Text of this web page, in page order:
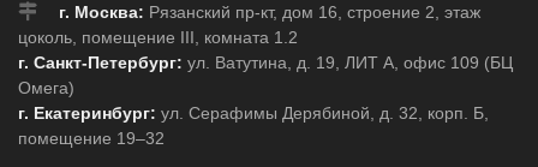
г. Москва: Рязанский пр-кт, дом 16, строение 2, этаж
цоколь, помещение III, комната 1.2
г. Санкт-Петербург: ул. Ватутина, д. 19, ЛИТ А, офис 109 (БЦ
Омега)
г. Екатеринбург: ул. Серафимы Дерябиной, д. 32, корп. Б,
помещение 19–32